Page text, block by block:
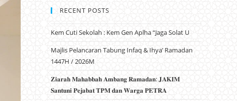
RECENT POSTS
Kem Cuti Sekolah : Kem Gen Aplha “Jaga Solat U
Majlis Pelancaran Tabung Infaq & Ihya’ Ramadan
1447H / 2026M
𝐙𝐢𝐚𝐫𝐚𝐡 𝐌𝐚𝐡𝐚𝐛𝐛𝐚𝐡 𝐀𝐦𝐛𝐚𝐧𝐠 𝐑𝐚𝐦𝐚𝐝𝐚𝐧: 𝐉𝐀𝐊𝐈𝐌
𝐒𝐚𝐧𝐭𝐮𝐧𝐢 𝐏𝐞𝐣𝐚𝐛𝐚𝐭 𝐓𝐏𝐌 𝐝𝐚𝐧 𝐖𝐚𝐫𝐠𝐚 𝐏𝐄𝐓𝐑𝐀